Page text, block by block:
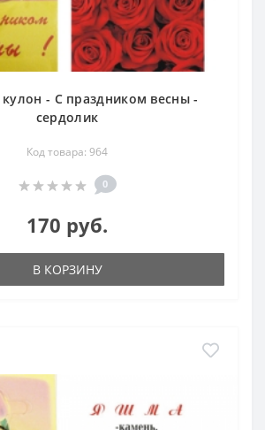
- С праздником весны -
сердолик
Код товара: 964
0
170 руб.
В КОРЗИНУ